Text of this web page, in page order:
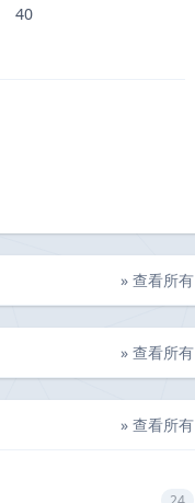
40
» 查看所有
» 查看所有
» 查看所有